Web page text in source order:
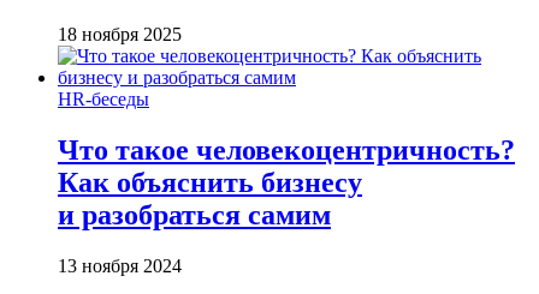
18 ноября 2025
HR-беседы
Что такое человеко­центричность?
Как объяснить бизнесу
и разобраться самим
13 ноября 2024